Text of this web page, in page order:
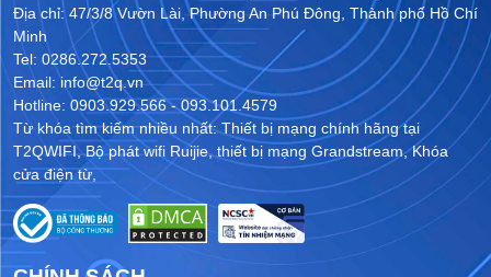
Địa chỉ: 47/3/8 Vườn Lài, Phường An Phú Đông, Thành phố Hồ Chí
Minh
Tel: 0286.272.5353
Email: info@t2q.vn
Hotline: 0903.929.566 - 093.101.4579
Từ khóa tìm kiếm nhiều nhất:Thiết bị mạng chính hãng tại
T2QWIFI,Bộ phát wifi Ruijie,thiết bị mạng Grandstream,Khóa
cửa điện từ,